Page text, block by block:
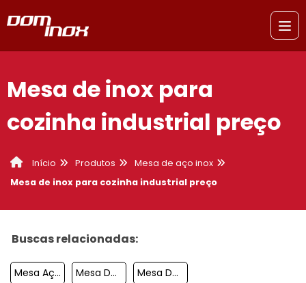
Mesa de inox para
cozinha industrial preço
Início Produtos
Mesa de aço inox
Mesa de inox para cozinha industrial preço
Buscas relacionadas:
Mesa Aço Inox Industrial Mesa De Escritório Em Aço Inox Mesa De Serviço Aço Inox